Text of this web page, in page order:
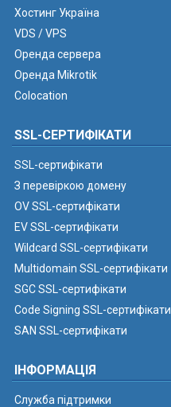
Хостинг Україна
VDS / VPS
Оренда сервера
Оренда Mikrotik
Colocation
SSL-СЕРТИФІКАТИ
SSL-сертифікати
З перевіркою домену
OV SSL-сертифікати
EV SSL-сертифікати
Wildcard SSL-сертифікати
Multidomain SSL-сертифікати
SGC SSL-сертифікати
Code Signing SSL-сертифікати
SAN SSL-сертифікати
ІНФОРМАЦІЯ
Служба підтримки